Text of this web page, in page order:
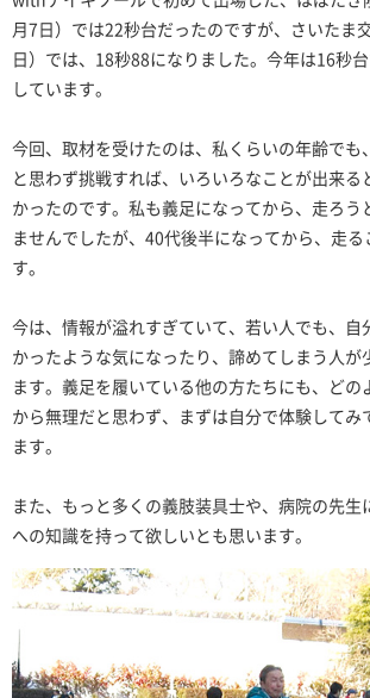
月7日）では22秒台だったのですが、さいたま
日）では、18秒88になりました。今年は16秒
しています。
今回、取材を受けたのは、私くらいの年齢でも
と思わず挑戦すれば、いろいろなことが出来る
かったのです。私も義足になってから、走ろう
ませんでしたが、40代後半になってから、走
す。
今は、情報が溢れすぎていて、若い人でも、自
かったような気になったり、諦めてしまう人が
ます。義足を履いている他の方たちにも、どの
から無理だと思わず、まずは自分で体験してみ
ます。
また、もっと多くの義肢装具士や、病院の先生
への知識を持って欲しいとも思います。